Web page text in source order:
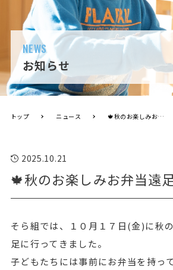
NEWS
お知らせ
トップ ニュース 🍁秋のお楽しみお弁当遠足🍙
2025.10.21
🍁秋のお楽しみお弁当遠
そら組では、１０月１７日(金)に秋
足に行ってきました。
子どもたちには事前にお弁当を持っ